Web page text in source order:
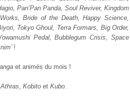
Pan’Pan Panda, Soul Reviver, Kingdom
Bride of the Death, Happy Science,
Tokyo Ghoul, Terra Formars, Big Order,
Pedal, Bubblegum Crisis, Space
!
et animés du mois !
Athras, Kobito et Kubo.